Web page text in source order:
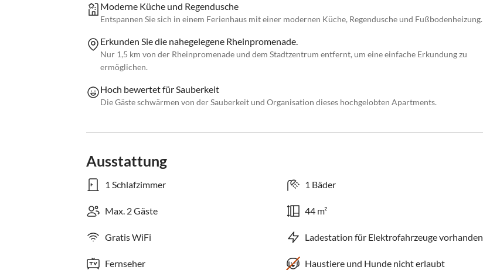
Moderne Küche und Regendusche
Entspannen Sie sich in einem Ferienhaus mit einer modernen Küche, Regendusche und Fußbodenheizung.
Erkunden Sie die nahegelegene Rheinpromenade.
Nur 1,5 km von der Rheinpromenade und dem Stadtzentrum entfernt, um eine einfache Erkundung zu
ermöglichen.
Hoch bewertet für Sauberkeit
Die Gäste schwärmen von der Sauberkeit und Organisation dieses hochgelobten Apartments.
Ausstattung
1 Schlafzimmer 1 Bäder
Max. 2 Gäste 44 m²
Gratis WiFi Ladestation für Elektrofahrzeuge vorhanden
Fernseher Haustiere und Hunde nicht erlaubt